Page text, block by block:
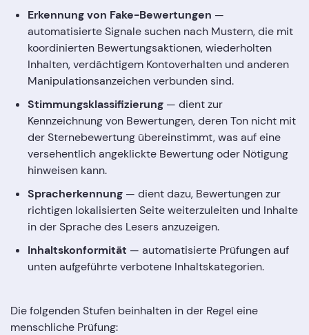
Erkennung von Fake-Bewertungen —
automatisierte Signale suchen nach Mustern, die mit
koordinierten Bewertungsaktionen, wiederholten
Inhalten, verdächtigem Kontoverhalten und anderen
Manipulationsanzeichen verbunden sind.
Stimmungsklassifizierung — dient zur
Kennzeichnung von Bewertungen, deren Ton nicht mit
der Sternebewertung übereinstimmt, was auf eine
versehentlich angeklickte Bewertung oder Nötigung
hinweisen kann.
Spracherkennung — dient dazu, Bewertungen zur
richtigen lokalisierten Seite weiterzuleiten und Inhalte
in der Sprache des Lesers anzuzeigen.
Inhaltskonformität — automatisierte Prüfungen auf
unten aufgeführte verbotene Inhaltskategorien.
Die folgenden Stufen beinhalten in der Regel eine
menschliche Prüfung: